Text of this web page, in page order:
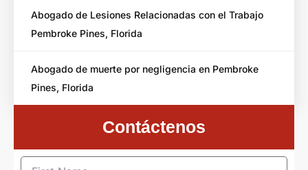
Abogado de Lesiones Relacionadas con el Trabajo
Pembroke Pines, Florida
Abogado de muerte por negligencia en Pembroke
Pines, Florida
Contáctenos